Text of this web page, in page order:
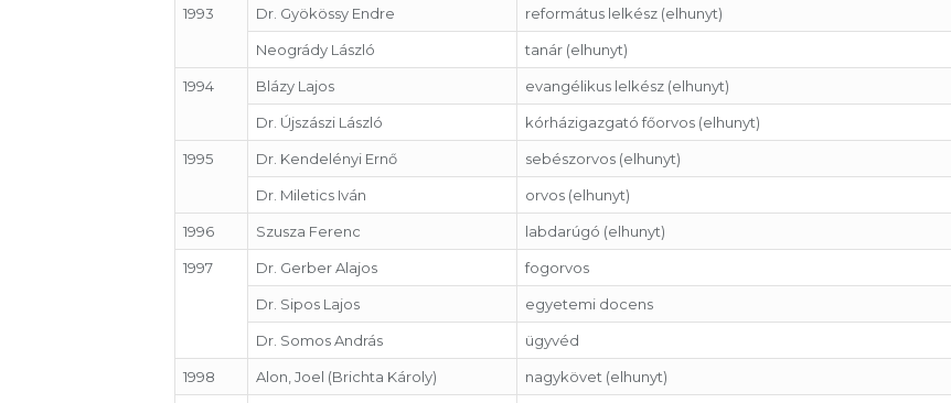
1993 Dr. Gyökössy Endre református lelkész (elhunyt)
Neogrády László tanár (elhunyt)
1994 Blázy Lajos evangélikus lelkész (elhunyt)
Dr. Újszászi László kórházigazgató főorvos (elhunyt)
1995 Dr. Kendelényi Ernő sebészorvos (elhunyt)
Dr. Miletics Iván orvos (elhunyt)
1996 Szusza Ferenc labdarúgó (elhunyt)
1997 Dr. Gerber Alajos fogorvos
Dr. Sipos Lajos egyetemi docens
Dr. Somos András ügyvéd
1998 Alon, Joel (Brichta Károly) nagykövet (elhunyt)